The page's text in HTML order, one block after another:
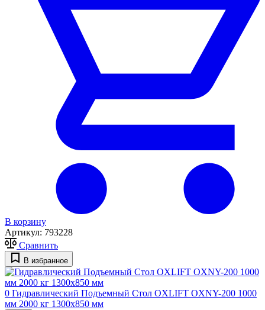
В корзину
Артикул: 793228
Сравнить
В избранное
0 Гидравлический Подъемный Стол OXLIFT OXNY-200 1000
мм 2000 кг 1300х850 мм